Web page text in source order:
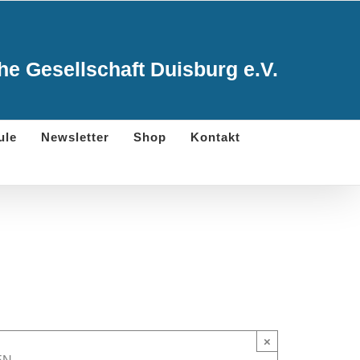
Gesellschaft Duisburg e.V.
Newsletter Shop Kontakt
×